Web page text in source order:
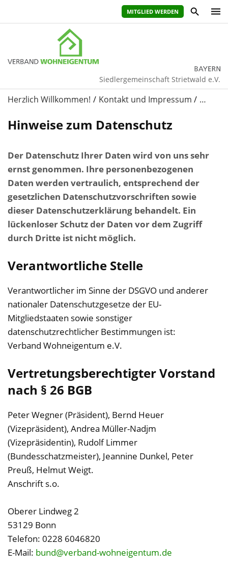
MITGLIED WERDEN
Siedlergemeinschaft Strietwald e.V.
Herzlich Willkommen! Kontakt und Impressum …
Hinweise zum Datenschutz
Der Datenschutz Ihrer Daten wird von uns sehr
ernst genommen. Ihre personenbezogenen
Daten werden vertraulich, entsprechend der
gesetzlichen Datenschutzvorschriften sowie
dieser Datenschutzerklärung behandelt. Ein
lückenloser Schutz der Daten vor dem Zugriff
durch Dritte ist nicht möglich.
Verantwortliche Stelle
Verantwortlicher im Sinne der DSGVO und anderer
nationaler Datenschutzgesetze der EU-
Mitgliedstaaten sowie sonstiger
datenschutzrechtlicher Bestimmungen ist:
Verband Wohneigentum e.V.
Vertretungsberechtigter Vorstand
nach § 26 BGB
Peter Wegner (Präsident), Bernd Heuer
(Vizepräsident), Andrea Müller-Nadjm
(Vizepräsidentin), Rudolf Limmer
(Bundesschatzmeister), Jeannine Dunkel, Peter
Preuß, Helmut Weigt.
Anschrift s.o.
Oberer Lindweg 2
53129 Bonn
Telefon: 0228 6046820
E-Mail: bund@verband-wohneigentum.de